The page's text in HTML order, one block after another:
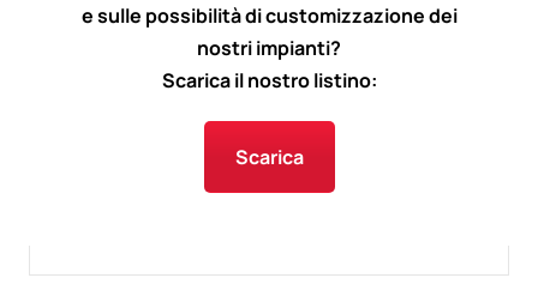
e sulle possibilità di customizzazione dei
nostri impianti?
Scarica il nostro listino:
Scarica